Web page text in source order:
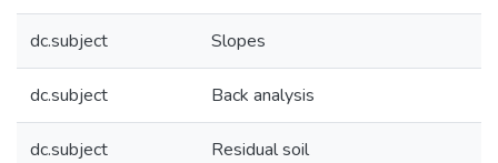
dc.subject Slopes
dc.subject Back analysis
dc.subject Residual soil